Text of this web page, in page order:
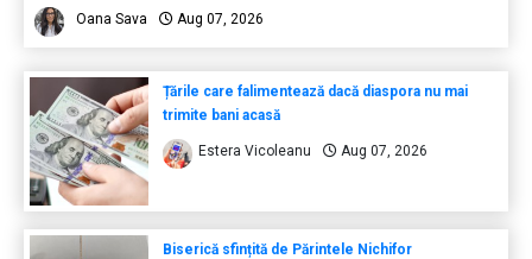
Oana Sava Aug 07, 2026
Țările care falimentează dacă diaspora nu mai
trimite bani acasă
Estera Vicoleanu Aug 07, 2026
Biserică sfințită de Părintele Nichifor